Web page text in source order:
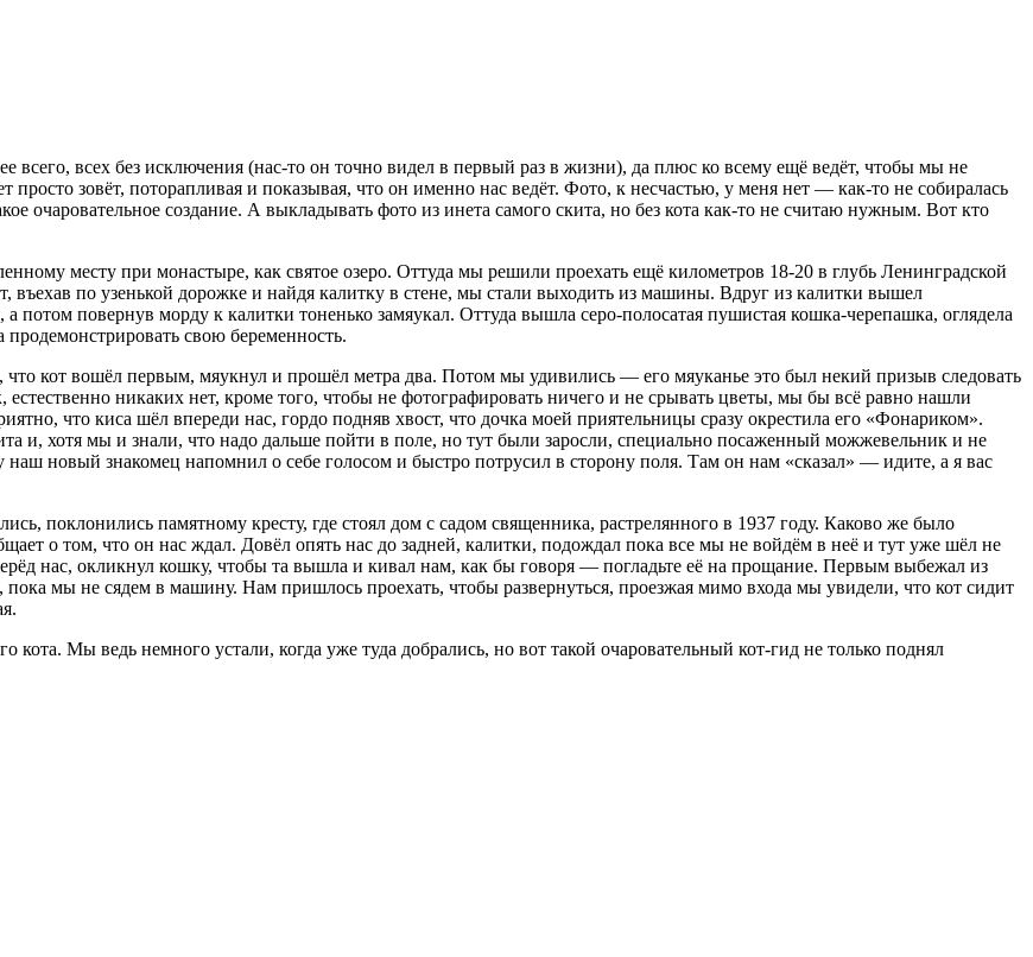
всего, всех без исключения (нас-то он точно видел в первый раз в жизни), да плюс ко всему ещё ведёт, чтобы мы не
просто зовёт, поторапливая и показывая, что он именно нас ведёт. Фото, к несчастью, у меня нет — как-то не собиралась
очаровательное создание. А выкладывать фото из инета самого скита, но без кота как-то не считаю нужным. Вот кто
месту при монастыре, как святое озеро. Оттуда мы решили проехать ещё километров 18-20 в глубь Ленинградской
въехав по узенькой дорожке и найдя калитку в стене, мы стали выходить из машины. Вдруг из калитки вышел
потом повернув морду к калитки тоненько замяукал. Оттуда вышла серо-полосатая пушистая кошка-черепашка, оглядела
продемонстрировать свою беременность.
кот вошёл первым, мяукнул и прошёл метра два. Потом мы удивились — его мяуканье это был некий призыв следовать
никаких нет, кроме того, чтобы не фотографировать ничего и не срывать цветы, мы бы всё равно нашли
что киса шёл впереди нас, гордо подняв хвост, что дочка моей приятельницы сразу окрестила его «Фонариком».
и, хотя мы и знали, что надо дальше пойти в поле, но тут были заросли, специально посаженный можжевельник и не
наш новый знакомец напомнил о себе голосом и быстро потрусил в сторону поля. Там он нам «сказал» — идите, а я вас
поклонились памятному кресту, где стоял дом с садом священника, растрелянного в 1937 году. Каково же было
о том, что он нас ждал. Довёл опять нас до задней, калитки, подождал пока все мы не войдём в неё и тут уже шёл не
нас, окликнул кошку, чтобы та вышла и кивал нам, как бы говоря — погладьте её на прощание. Первым выбежал из
мы не сядем в машину. Нам пришлось проехать, чтобы развернуться, проезжая мимо входа мы увидели, что кот сидит
кота. Мы ведь немного устали, когда уже туда добрались, но вот такой очаровательный кот-гид не только поднял